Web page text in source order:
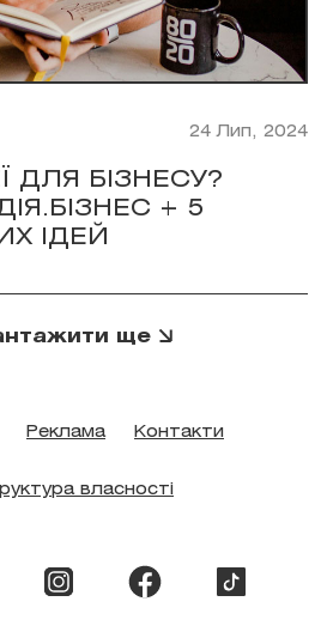
24 Лип, 2024
ДЛЯ БІЗНЕСУ?
+ 5
ІДЕЙ
ще
Реклама Контакти
власності